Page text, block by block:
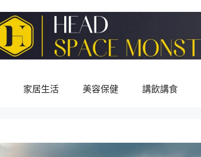
家居生活 美容保健 講飲講食